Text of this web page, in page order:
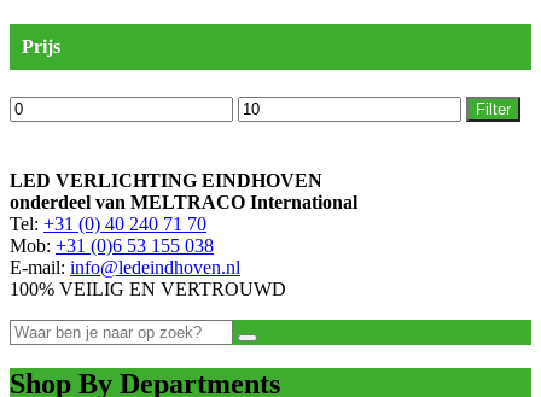
Prijs
Min.
prijs
Max.
prijs
Filter
LED VERLICHTING EINDHOVEN
onderdeel van MELTRACO International
Tel: +31 (0) 40 240 71 70
Mob: +31 (0)6 53 155 038
E-mail: info@ledeindhoven.nl
100% VEILIG EN VERTROUWD
Shop By Departments